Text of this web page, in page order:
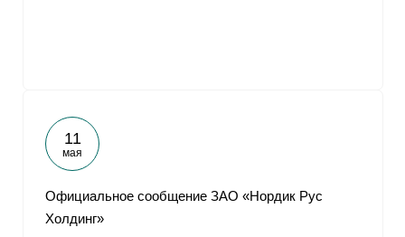
11
мая
Официальное сообщение ЗАО «Нордик Рус
Холдинг»